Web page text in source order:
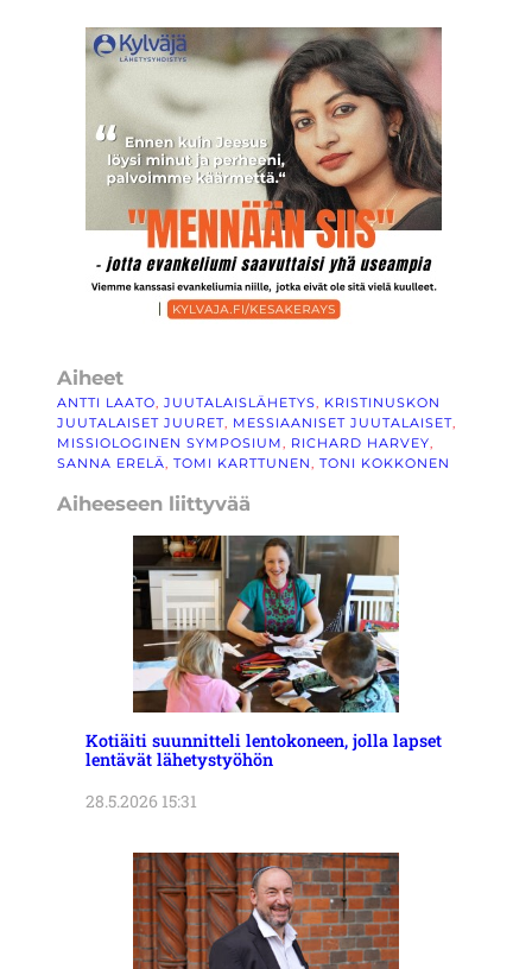
Aiheet
ANTTI LAATO JUUTALAISLÄHETYS
KRISTINUSKON
JUUTALAISET JUURET MESSIAANISET JUUTALAISET
MISSIOLOGINEN SYMPOSIUM
RICHARD HARVEY
SANNA ERELÄ TOMI KARTTUNEN TONI KOKKONEN
Aiheeseen liittyvää
Kotiäiti suunnitteli lentokoneen, jolla lapset
lentävät lähetystyöhön
28.5.2026 15:31